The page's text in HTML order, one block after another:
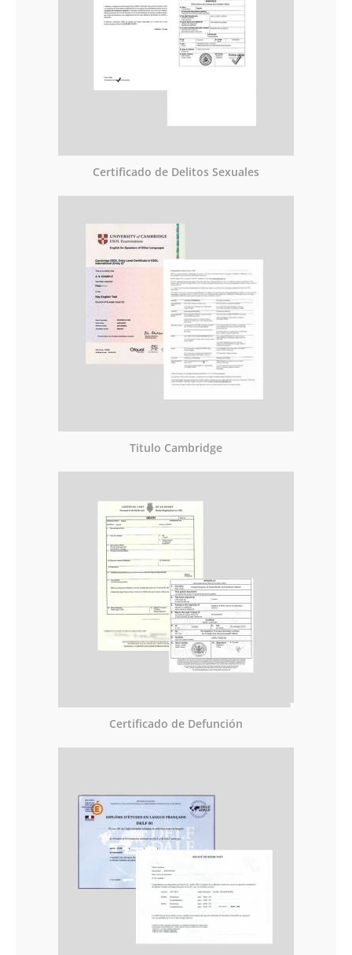
Certificado de Delitos Sexuales
Titulo Cambridge
Certificado de Defunción